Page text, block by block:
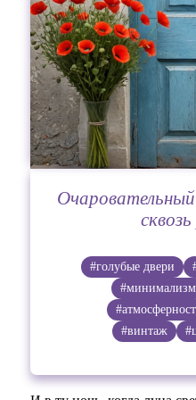
Очаровательный
#голубые двери
#минимализм
#винтаж